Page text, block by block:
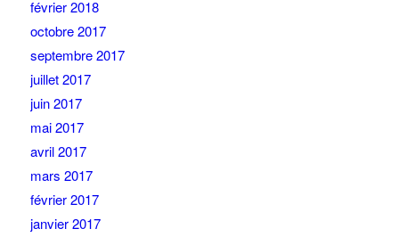
février 2018
octobre 2017
septembre 2017
juillet 2017
juin 2017
mai 2017
avril 2017
mars 2017
février 2017
janvier 2017